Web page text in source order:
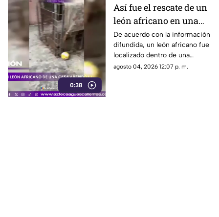
0:38
Así fue el rescate de un
león africano en una
casa abandonada en
Tamaulipas
De acuerdo con la información
difundida, un león africano fue
localizado dentro de una
vivienda abandonada en
agosto 04, 2026 12:07 p. m.